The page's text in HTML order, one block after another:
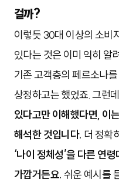
걸까?
이렇듯 30대 이상의 소비
있다는 것은 이미 익히 알
기존 고객층의 페르소나
상정하고는 했었죠. 그런데
있다고만 이해했다면, 이
해석한 것입니다. 더 정확
‘나이 정체성’을 다른 연
가깝거든요. 쉬운 예시를